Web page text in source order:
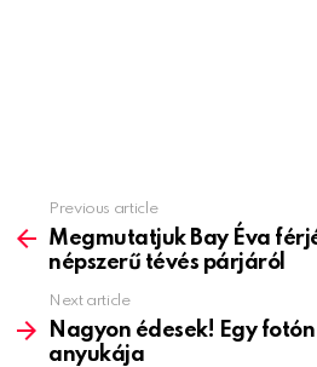
more
Previous article
Megmutatjuk Bay Éva
népszerű tévés párjáról
Next article
Nagyon édesek! Egy
anyukája